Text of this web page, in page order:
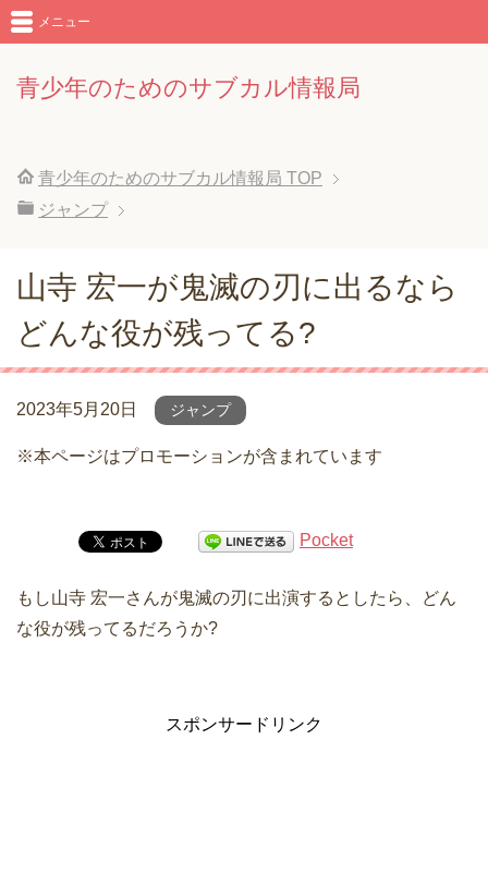
青少年のためのサブカル情報局
メニュー
青少年のためのサブカル情報局 TOP
ジャンプ
山寺 宏一が鬼滅の刃に出るなら
どんな役が残ってる?
2023年5月20日 ジャンプ
※本ページはプロモーションが含まれています
Pocket
もし山寺 宏一さんが鬼滅の刃に出演するとしたら、どん
な役が残ってるだろうか?
スポンサードリンク